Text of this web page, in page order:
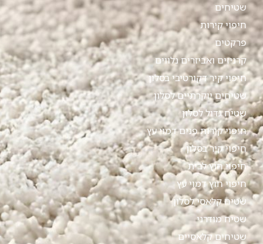
שטיחים
חיפוי קירות
פרקטים
קרניזים ואביזרים נלווים
חיפוי קיר דקורטיבי בסלון
שטיחים יוקרתיים לסלון
שטיח גדול לסלון
חיפוי קירות פנים דמוי עץ
חיפוי קיר בסלון
חיפוי חוץ לבית
חיפוי חוץ דמוי עץ
שטיח קלאסי לסלון
שטיח מודרני
שטיחים קלאסיים